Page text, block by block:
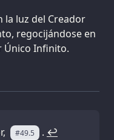
la luz del Creador
regocijándose en
Único Infinito.
#49.5 . ↩